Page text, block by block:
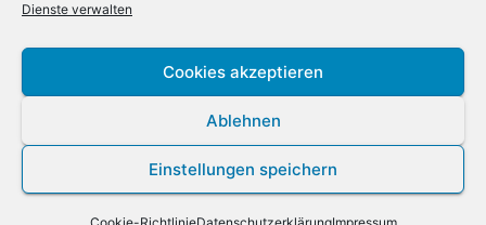
Dienste verwalten
Cookies akzeptieren
Ablehnen
Einstellungen speichern
Stolz präsentiert von WordPress
Themeansar
DatenschutzerklärungZustimmung für Cookies